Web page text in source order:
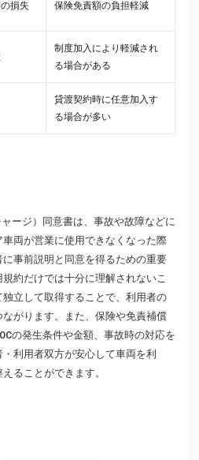
損失 保険免責額の負担軽減
制度加入により軽減され
る場合がある
貸渡契約時に任意加入す
る場合が多い
ージ）同意書は、事故や故障などに
両が営業に使用できなくなった際
事前説明と同意を得るための重要
約だけでは十分に理解されないこ
立して取得することで、利用者の
がります。また、保険や免責補償
の発生条件や金額、事故時の対応を
利用者双方が安心して車両を利
ることができます。